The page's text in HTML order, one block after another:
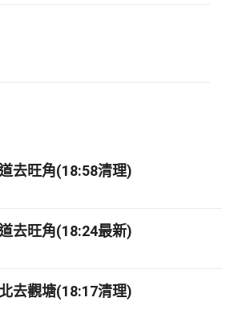
去旺角(18:58清理)
去旺角(18:24最新)
去觀塘(18:17清理)